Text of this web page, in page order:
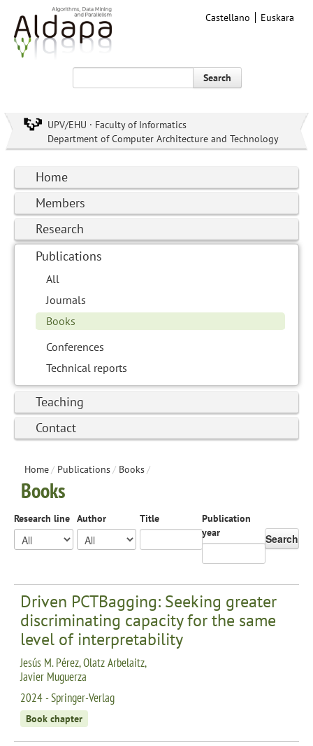
Castellano Euskara
Search
UPV/EHU · Faculty of Informatics
Department of Computer Architecture and Technology
Home
Members
Research
Publications
All
Journals
Books
Conferences
Technical reports
Teaching
Contact
Home/ Publications/ Books/
Books
Research line Author Title
Publication
year
Search
Driven PCTBagging: Seeking greater
discriminating capacity for the same
level of interpretability
Jesús M. Pérez, Olatz Arbelaitz,
Javier Muguerza
2024 - Springer-Verlag
Book chapter